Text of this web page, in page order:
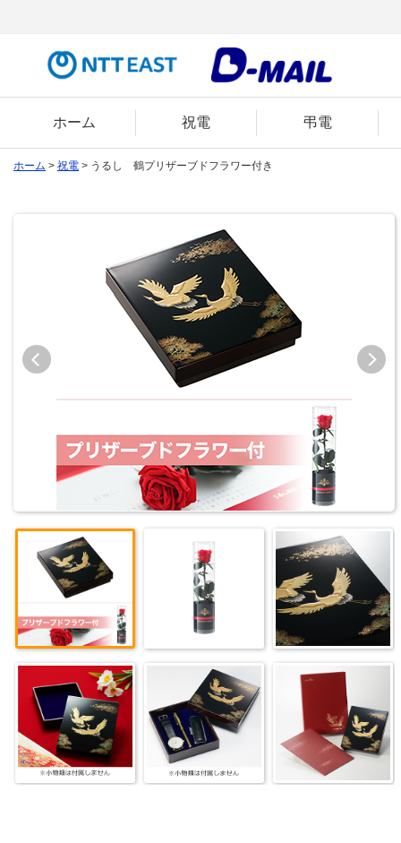
ホーム 祝電 弔電
ホーム > 祝電 > うるし 鶴プリザーブドフラワー付き